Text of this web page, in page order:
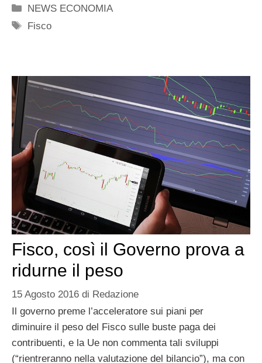
Categorie
NEWS ECONOMIA
Tag
Fisco
Fisco, così il Governo prova a
ridurne il peso
15 Agosto 2016 di Redazione
Il governo preme l’acceleratore sui piani per
diminuire il peso del Fisco sulle buste paga dei
contribuenti, e la Ue non commenta tali sviluppi
(“rientreranno nella valutazione del bilancio”), ma con